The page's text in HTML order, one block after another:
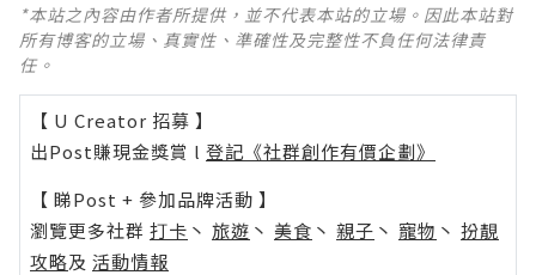
*本站之內容由作者所提供，並不代表本站的立場。因此本站對
所有博客的立場、真實性、準確性及完整性不負任何法律責
任。
【 U Creator 招募 】
出Post賺現金獎賞 l 登記《社群創作有價企劃》
【 睇Post + 參加品牌活動 】
瀏覽更多社群 打卡 丶 旅遊 丶 美食 丶 親子 丶 寵物 丶 扮靚
攻略及 活動情報